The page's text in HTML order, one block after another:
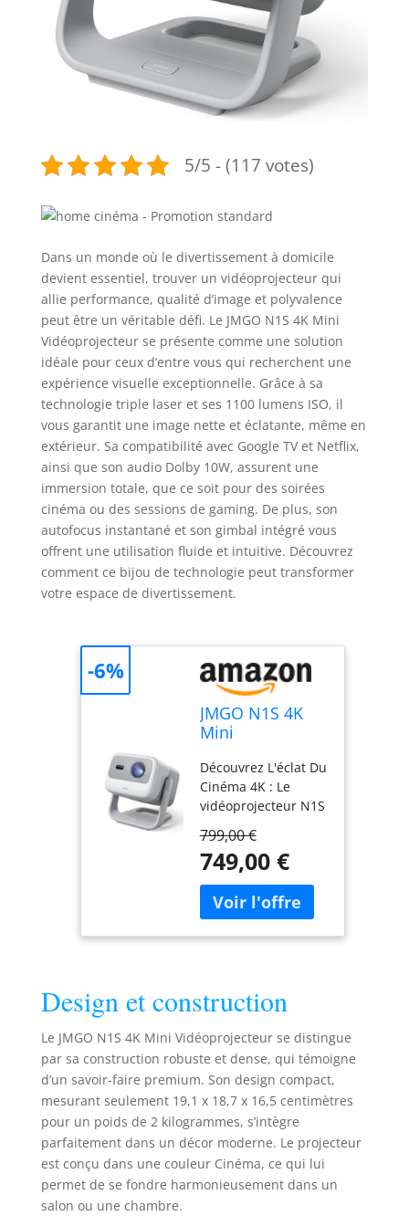
5/5 - (117 votes)
Dans un monde où le divertissement à domicile
devient essentiel, trouver un vidéoprojecteur qui
allie performance, qualité d’image et polyvalence
peut être un véritable défi. Le JMGO N1S 4K Mini
Vidéoprojecteur se présente comme une solution
idéale pour ceux d’entre vous qui recherchent une
expérience visuelle exceptionnelle. Grâce à sa
technologie triple laser et ses 1100 lumens ISO, il
vous garantit une image nette et éclatante, même en
extérieur. Sa compatibilité avec Google TV et Netflix,
ainsi que son audio Dolby 10W, assurent une
immersion totale, que ce soit pour des soirées
cinéma ou des sessions de gaming. De plus, son
autofocus instantané et son gimbal intégré vous
offrent une utilisation fluide et intuitive. Découvrez
comment ce bijou de technologie peut transformer
votre espace de divertissement.
JMGO N1S 4K
Mini
Triple Laser,
1100 ISO
Lumens, Google
TV
Découvrez L'éclat Du
Cinéma 4K : Le
vidéoprojecteur N1S
expérience
cinématographique
immersive à
domicile. Grâce à sa
résolution 4K UHD et
HDR10, il délivre des
pour des images
nettes et détaillées.
Son écran de 200
pouces recrée
l'expérience du
cinéma, où que vous
soyez. Les haut-
parleurs doubles
Dolby Audio 10W
produisent un son
surround à 360°,
799,00 €
749,00 €
-6%
Design et construction
Le JMGO N1S 4K Mini Vidéoprojecteur se distingue
par sa construction robuste et dense, qui témoigne
d’un savoir-faire premium. Son design compact,
mesurant seulement 19,1 x 18,7 x 16,5 centimètres
pour un poids de 2 kilogrammes, s’intègre
parfaitement dans un décor moderne. Le projecteur
est conçu dans une couleur Cinéma, ce qui lui
permet de se fondre harmonieusement dans un
salon ou une chambre.